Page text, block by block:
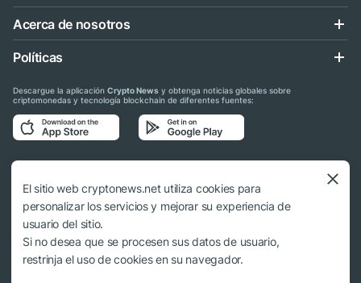
Acerca de nosotros
Políticas
Descargue la aplicación Crypto News y obtenga noticias globales sobre
criptomonedas y tecnología blockchain de diferentes fuentes:
Síganos en las redes sociales
© 2018 - 2026 Crypto News. Al usar los materiales no es obligatorio citar a
cryptonews.net.
El sitio web cryptonews.net utiliza cookies para
personalizar los servicios y mejorar su experiencia de
usuario del sitio.
Si no desea que se procesen sus datos de usuario,
restrinja el uso de cookies en su navegador.